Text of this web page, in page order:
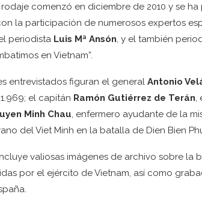
comenzó en diciembre de 2010 y se
la participación de numerosos expertos
el periodista Luis Mª Ansón , y el también
en Vietnam”.
entrevistados figuran el general Antonio
el capitán Ramón Gutiérrez de Terán
Minh Chau , enfermero ayudante de la
del Viet Minh en la batalla de Dien Bien
valiosas imágenes de archivo sobre la
por el ejército de Vietnam, así como